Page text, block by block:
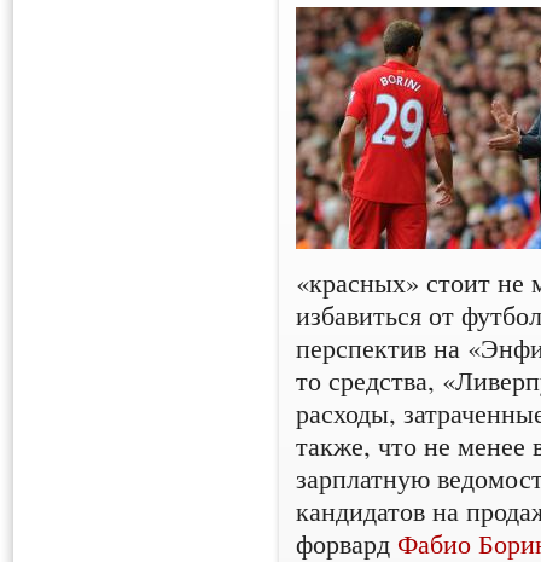
«красных» стоит не
избавиться от
перспектив на
то средства,
расходы,
также, что не менее
зарплатную
кандидатов на
форвард Фабио